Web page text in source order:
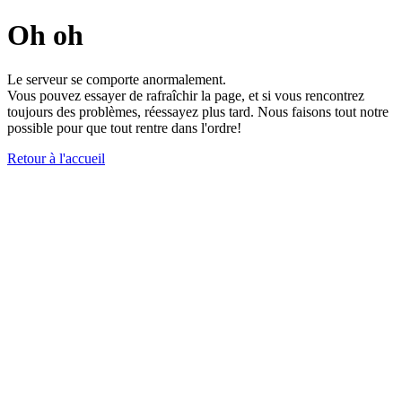
Oh oh
Le serveur se comporte anormalement.
Vous pouvez essayer de rafraîchir la page, et si vous rencontrez
toujours des problèmes, réessayez plus tard. Nous faisons tout notre
possible pour que tout rentre dans l'ordre!
Retour à l'accueil